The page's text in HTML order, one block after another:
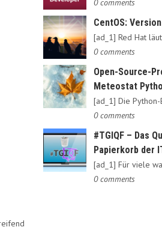
0 comments
CentOS:
0 comments
Open-Source-
Meteostat
0 comments
#TGIQF – Das
Papierkorb der
0 comments